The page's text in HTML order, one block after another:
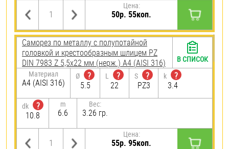
Цена:
50р. 55коп.
Саморез по металлу с полупотайной
головкой и крестообразным шлицем PZ
DIN 7983 Z 5,5х22 мм (нерж.) A4 (AISI 316)
Материал
A4 (AISI 316)
Ø
?
5.5
L
?
22
S
?
PZ3
k
?
3.4
dk
?
10.8
m
6.6
Вес:
3.26 гр.
Цена:
55р. 95коп.
В СПИСОК